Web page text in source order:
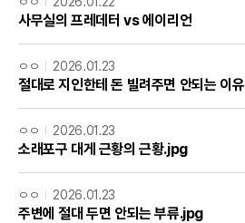
사무실의 프레데터 vs 에이리언
ㅇㅇ 2026.01.23
절대로 지인한테 돈 빌려주면 안되는 이유
ㅇㅇ 2026.01.23
소래포구 대게 근황의 근황.jpg
ㅇㅇ 2026.01.23
주변에 절대 두면 안되는 부류.jpg